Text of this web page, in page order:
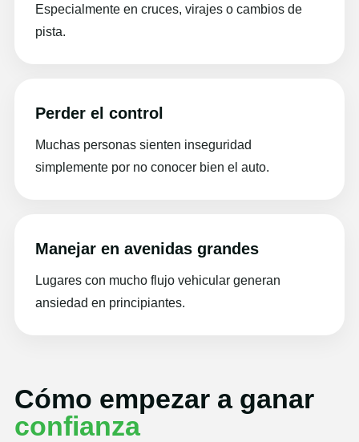
Especialmente en cruces, virajes o cambios de
pista.
Perder el control
Muchas personas sienten inseguridad
simplemente por no conocer bien el auto.
Manejar en avenidas grandes
Lugares con mucho flujo vehicular generan
ansiedad en principiantes.
Cómo empezar a ganar
confianza